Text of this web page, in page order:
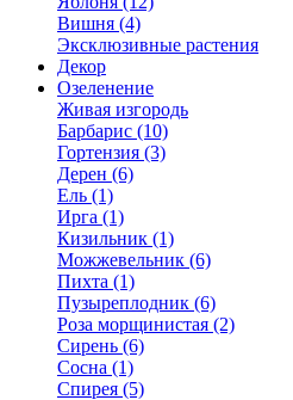
Вишня (4)
Эксклюзивные растения
Декор
Озеленение
Живая изгородь
Барбарис (10)
Гортензия (3)
Дерен (6)
Ель (1)
Ирга (1)
Кизильник (1)
Можжевельник (6)
Пихта (1)
Пузыреплодник (6)
Роза морщинистая (2)
Сирень (6)
Сосна (1)
Спирея (5)